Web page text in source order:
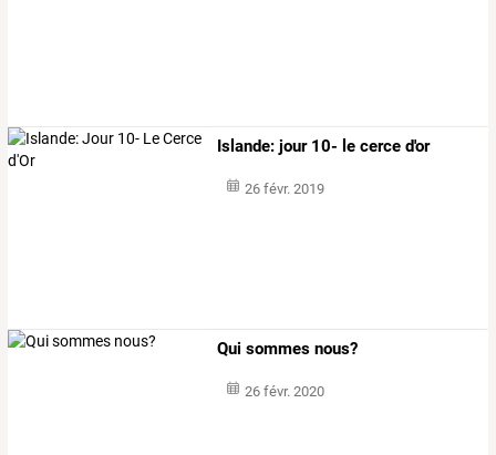
Islande: jour 10- le cerce d'or
26 févr. 2019
Qui sommes nous?
26 févr. 2020